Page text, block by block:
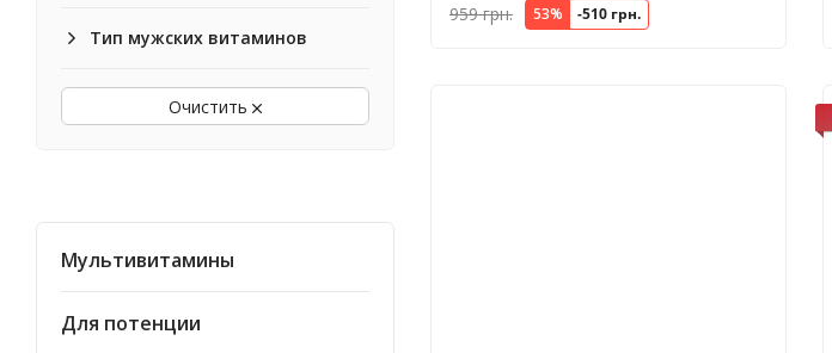
Ostrovit
New Chapter
Pure Encapsulations
Rainbow Lights
Super Nutrition
Тип мужских витаминов
Очистить
Мультивитамины
Для потенции
959 грн. 53% -510 грн.